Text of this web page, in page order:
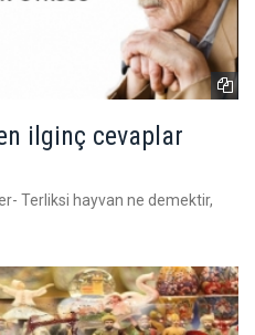
ilginç cevaplar
Terliksi hayvan ne demektir,